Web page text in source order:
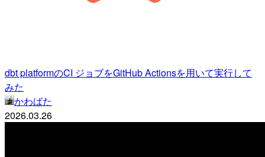
dbt platformのCI ジョブをGitHub Actionsを用いて実行して
みた
かわばた
2026.03.26